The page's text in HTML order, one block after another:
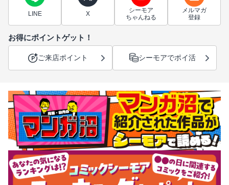
LINE X
シーモア
ちゃんねる
メルマガ
登録
お得にポイントゲット！
ご来店ポイント シーモアでポイ活